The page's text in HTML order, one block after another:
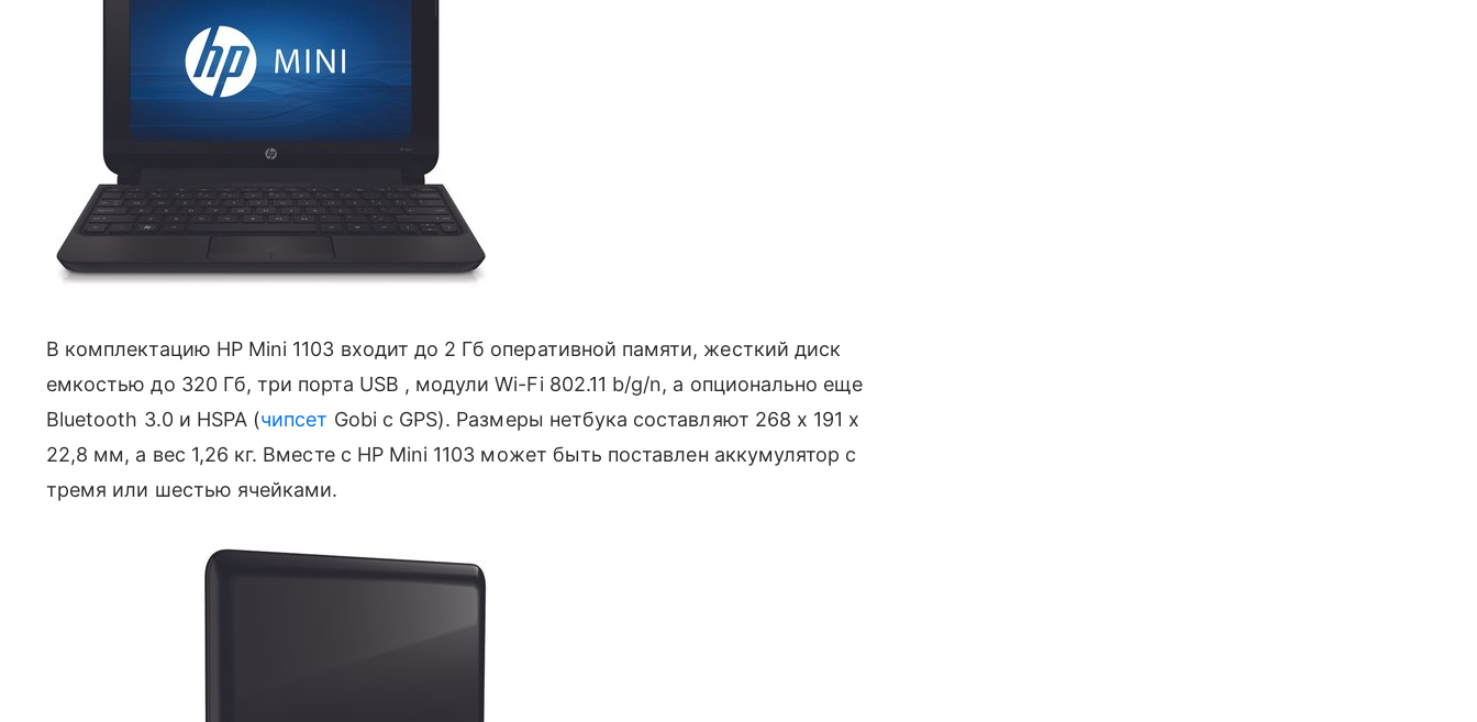
В комплектацию HP Mini 1103 входит до 2 Гб оперативной памяти, жесткий диск
емкостью до 320 Гб, три порта USB , модули Wi-Fi 802.11 b/g/n, а опционально еще
Bluetooth 3.0 и HSPA (чипсет Gobi с GPS). Размеры нетбука составляют 268 x 191 x
22,8 мм, а вес 1,26 кг. Вместе с HP Mini 1103 может быть поставлен аккумулятор с
тремя или шестью ячейками.